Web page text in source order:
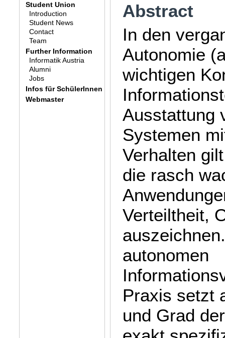
Student Union
Introduction
Student News
Contact
Team
Further Information
Informatik Austria
Alumni
Jobs
Infos für SchülerInnen
Webmaster
Abstract
In den
Autonomie
wichtigen
Ausstattung
Systemen
Verhalten
die rasch
Verteiltheit,
autonomen
Praxis setzt
und Grad